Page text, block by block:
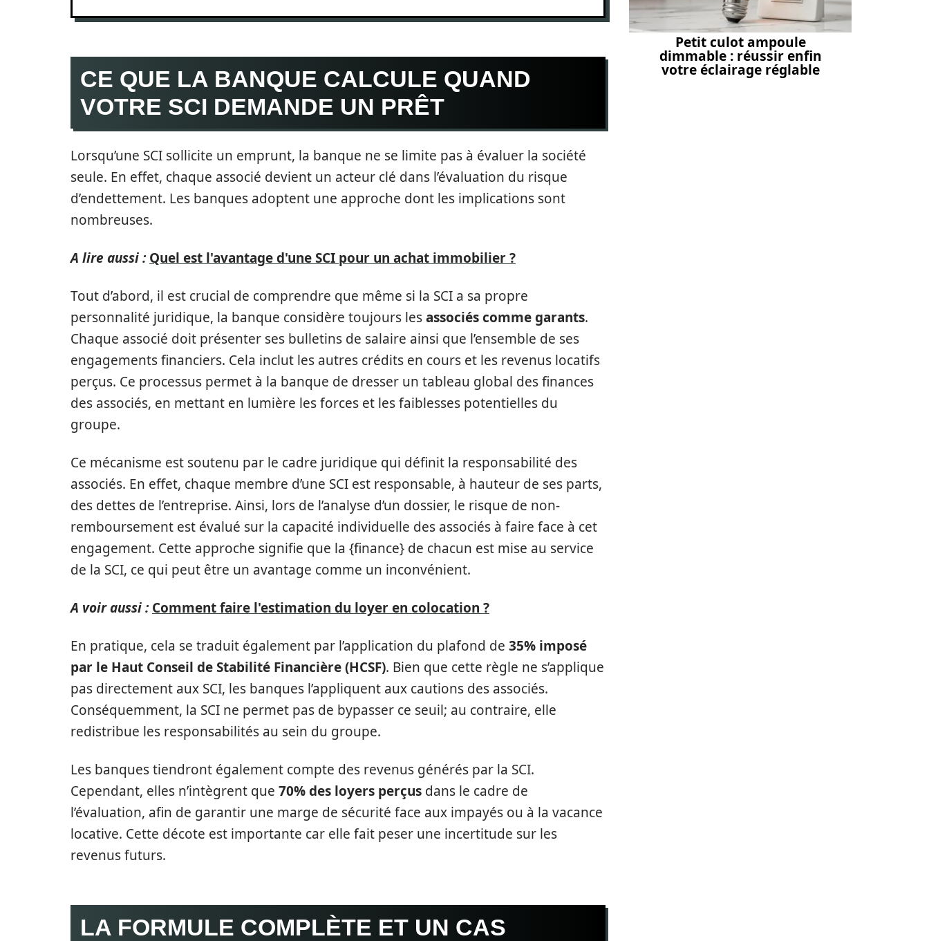
CE QUE LA BANQUE CALCULE QUAND
VOTRE SCI DEMANDE UN PRÊT
Lorsqu’une SCI sollicite un emprunt, la banque ne se limite pas à évaluer la société
seule. En effet, chaque associé devient un acteur clé dans l’évaluation du risque
d’endettement. Les banques adoptent une approche dont les implications sont
nombreuses.
A lire aussi : Quel est l'avantage d'une SCI pour un achat immobilier ?
Tout d’abord, il est crucial de comprendre que même si la SCI a sa propre
personnalité juridique, la banque considère toujours lesassociés comme garants.
Chaque associé doit présenter ses bulletins de salaire ainsi que l’ensemble de ses
engagements financiers. Cela inclut les autres crédits en cours et les revenus locatifs
perçus. Ce processus permet à la banque de dresser un tableau global des finances
des associés, en mettant en lumière les forces et les faiblesses potentielles du
groupe.
Ce mécanisme est soutenu par le cadre juridique qui définit la responsabilité des
associés. En effet, chaque membre d’une SCI est responsable, à hauteur de ses parts,
des dettes de l’entreprise. Ainsi, lors de l’analyse d’un dossier, le risque de non-
remboursement est évalué sur la capacité individuelle des associés à faire face à cet
engagement. Cette approche signifie que la {finance} de chacun est mise au service
de la SCI, ce qui peut être un avantage comme un inconvénient.
A voir aussi : Comment faire l'estimation du loyer en colocation ?
En pratique, cela se traduit également par l’application du plafond de 35% imposé
par le Haut Conseil de Stabilité Financière (HCSF). Bien que cette règle ne s’applique
pas directement aux SCI, les banques l’appliquent aux cautions des associés.
Conséquemment, la SCI ne permet pas de bypasser ce seuil; au contraire, elle
redistribue les responsabilités au sein du groupe.
Les banques tiendront également compte des revenus générés par la SCI.
Cependant, elles n’intègrent que 70% des loyers perçus dans le cadre de
l’évaluation, afin de garantir une marge de sécurité face aux impayés ou à la vacance
locative. Cette décote est importante car elle fait peser une incertitude sur les
revenus futurs.
LA FORMULE COMPLÈTE ET UN CAS
Petit culot ampoule
dimmable : réussir enfin
votre éclairage réglable